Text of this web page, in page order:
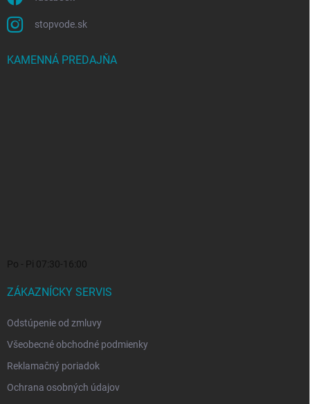
stopvode.sk
KAMENNÁ PREDAJŇA
Po - Pi 07:30-16:00
ZÁKAZNÍCKY SERVIS
Odstúpenie od zmluvy
Všeobecné obchodné podmienky
Reklamačný poriadok
Ochrana osobných údajov